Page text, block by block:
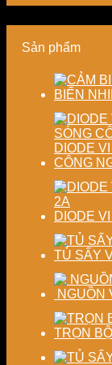
lượng
định
lượng
sấy
nghiệp
Sản phẩm
BIẾN
DIODE
CÔNG
DIODE
TỦ SẤY
NGUỒN
TRỌN